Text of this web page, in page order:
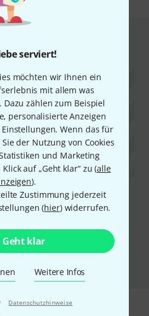
serviert!
möchten wir Ihnen ein
mit allem was
zählen zum Beispiel
personalisierte Anzeigen
Wenn das für
der Nutzung von Cookies
und Marketing
auf „Geht klar“ zu (alle
).
Zustimmung jederzeit
(hier) widerrufen.
Geht klar
Weitere Infos
· Datenschutzhinweise
Bassboxen